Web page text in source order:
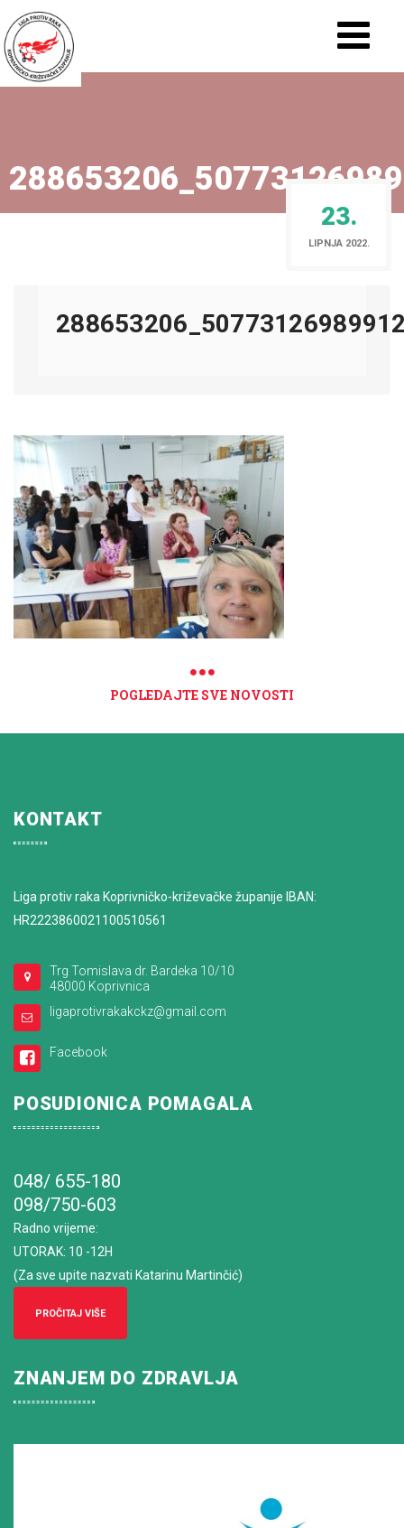
23.
LIPNJA 2022.
POGLEDAJTE SVE NOVOSTI
KONTAKT
Liga protiv raka Koprivničko-križevačke županije IBAN:
HR2223860021100510561
Trg Tomislava dr. Bardeka 10/10
48000 Koprivnica
ligaprotivrakakckz@gmail.com
Facebook
POSUDIONICA POMAGALA
048/ 655-180
098/750-603
Radno vrijeme:
UTORAK: 10 -12H
(Za sve upite nazvati Katarinu Martinčić)
PROČITAJ VIŠE
ZNANJEM DO ZDRAVLJA